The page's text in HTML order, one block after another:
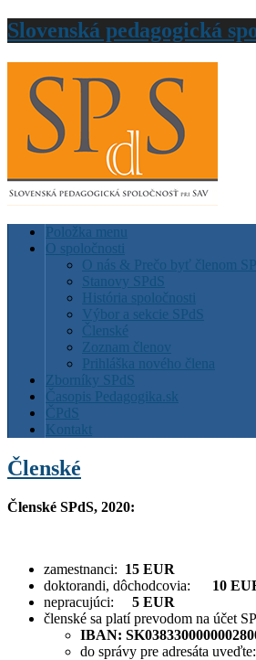
Slovenská pedagogická
Položka menu
O spoločnosti
O nás & Prečo byť členom
Stanovy SPdS
História spoločnosti
Výbor a sekcie SPdS
Členské
Zoznam členov
Prihláška nového člena
Zborníky SPdS
Časopis Pedagogika.sk
ČPdS
Kontakt
Členské
Členské SPdS, 2020:
zamestnanci: 15 EUR
doktorandi, dôchodcovia: 10
nepracujúci: 5 EUR
členské sa platí prevodom na účet
IBAN:
do správy pre adresáta